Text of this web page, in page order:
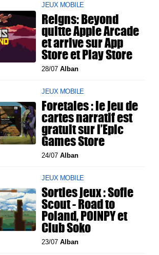
JEUX MOBILE
Reigns: Beyond
quitte Apple Arcade
et arrive sur App
Store et Play Store
28/07Alban
JEUX MOBILE
Foretales : le jeu de
cartes narratif est
gratuit sur l’Epic
Games Store
24/07Alban
JEUX MOBILE
Sorties jeux : Sofie
Scout - Road to
Poland, POINPY et
Club Soko
23/07Alban